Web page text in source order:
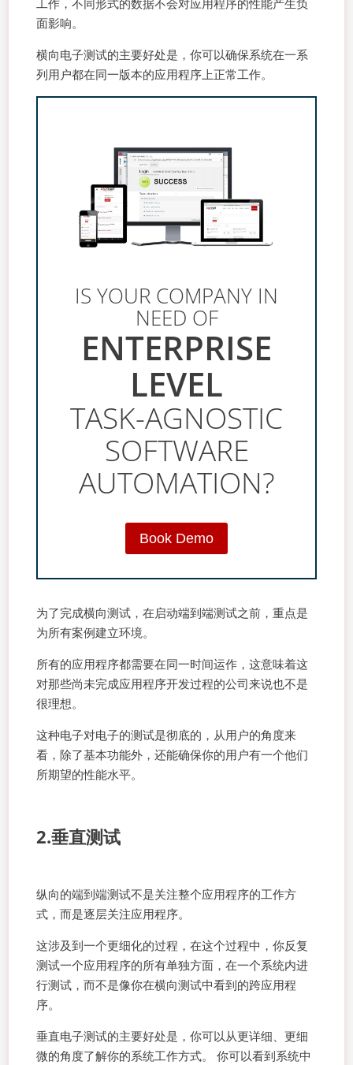
面影响。
横向电子测试的主要好处是，你可以确保系统在一系
列用户都在同一版本的应用程序上正常工作。
IS YOUR COMPANY IN
NEED OF
ENTERPRISE
LEVEL
TASK-AGNOSTIC
SOFTWARE
AUTOMATION?
Book Demo
为了完成横向测试，在启动端到端测试之前，重点是
为所有案例建立环境。
所有的应用程序都需要在同一时间运作，这意味着这
对那些尚未完成应用程序开发过程的公司来说也不是
很理想。
这种电子对电子的测试是彻底的，从用户的角度来
看，除了基本功能外，还能确保你的用户有一个他们
所期望的性能水平。
2.垂直测试
纵向的端到端测试不是关注整个应用程序的工作方
式，而是逐层关注应用程序。
这涉及到一个更细化的过程，在这个过程中，你反复
测试一个应用程序的所有单独方面，在一个系统内进
行测试，而不是像你在横向测试中看到的跨应用程
序。
垂直电子测试的主要好处是，你可以从更详细、更细
微的角度了解你的系统工作方式。 你可以看到系统中